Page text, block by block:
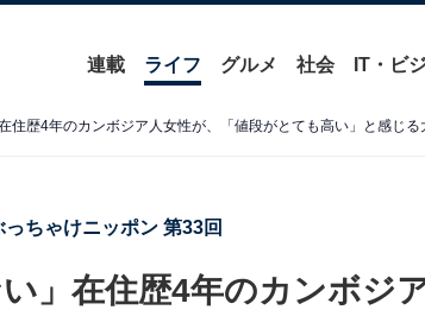
連載 ライフ グルメ 社会 IT・ビ
住歴4年のカンボジア人女性が、「値段がとても高い」と感じる
ちゃけニッポン 第33回
」在住歴4年のカンボジ